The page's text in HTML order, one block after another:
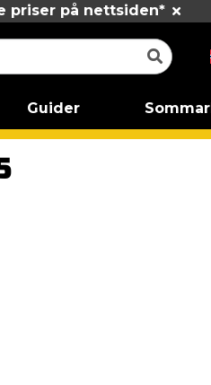
priser på nettsiden*
Guider